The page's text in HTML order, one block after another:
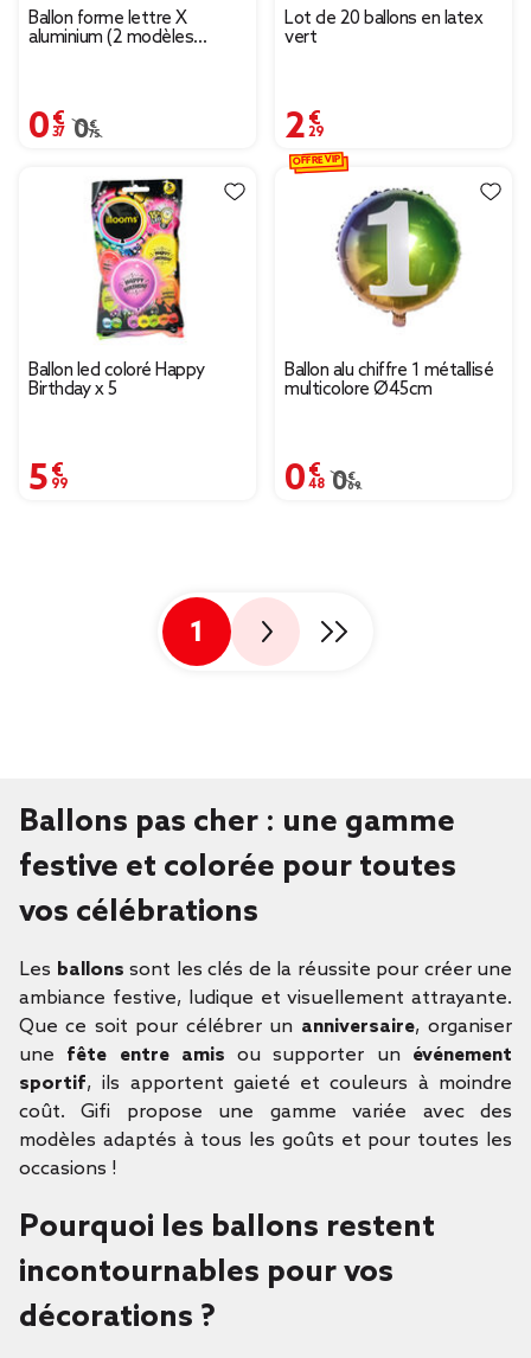
Ballon forme lettre X
aluminium (2 modèles
0,37 €
Prix remisé de 0,75 € à 0,37 €
0,75 €
Lot de 20 ballons en latex
vert
2,29 €
Ballon led coloré Happy
Birthday x 5
5,99 €
Ballon alu chiffre 1 métallisé
multicolore Ø45cm
0,48 €
Prix remisé de 0,69 €
0,69 €
OFFRE VIP
1
Ballons pas cher : une gamme
festive et colorée pour toutes
vos célébrations
Les ballons sont les clés de la réussite pour créer une
ambiance festive, ludique et visuellement attrayante.
Que ce soit pour célébrer un anniversaire, organiser
une fête entre amis ou supporter un événement
sportif, ils apportent gaieté et couleurs à moindre
coût. Gifi propose une gamme variée avec des
modèles adaptés à tous les goûts et pour toutes les
occasions !
Pourquoi les ballons restent
incontournables pour vos
décorations ?